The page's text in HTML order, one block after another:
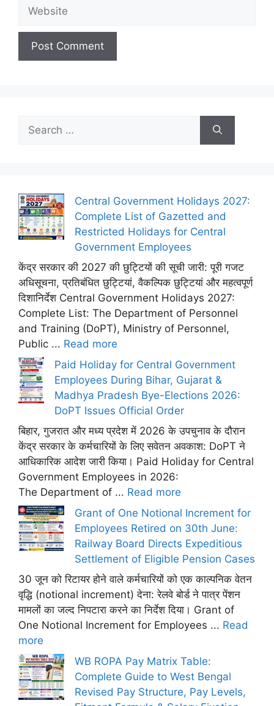
for:
Central Government Holidays 2027:
Complete List of Gazetted and
Restricted Holidays for Central
Government Employees
केंद्र सरकार की 2027 की छुट्टियों की सूची जारी: पूरी गजट
अधिसूचना, प्रतिबंधित छुट्टियां, वैकल्पिक छुट्टियां और महत्वपूर्ण
दिशानिर्देश Central Government Holidays 2027:
Complete List: The Department of Personnel
and Training (DoPT), Ministry of Personnel,
Public ... Read more
Paid Holiday for Central Government
Employees During Bihar, Gujarat &
Madhya Pradesh Bye-Elections 2026:
DoPT Issues Official Order
बिहार, गुजरात और मध्य प्रदेश में 2026 के उपचुनाव के दौरान
केंद्र सरकार के कर्मचारियों के लिए सवेतन अवकाश: DoPT ने
आधिकारिक आदेश जारी किया। Paid Holiday for Central
Government Employees in 2026:
The Department of ... Read more
Grant of One Notional Increment for
Employees Retired on 30th June:
Railway Board Directs Expeditious
Settlement of Eligible Pension Cases
30 जून को रिटायर होने वाले कर्मचारियों को एक काल्पनिक वेतन
वृद्धि (notional increment) देना: रेलवे बोर्ड ने पात्र पेंशन
मामलों का जल्द निपटारा करने का निर्देश दिया। Grant of
One Notional Increment for Employees ... Read
more
WB ROPA Pay Matrix Table:
Complete Guide to West Bengal
Revised Pay Structure, Pay Levels,